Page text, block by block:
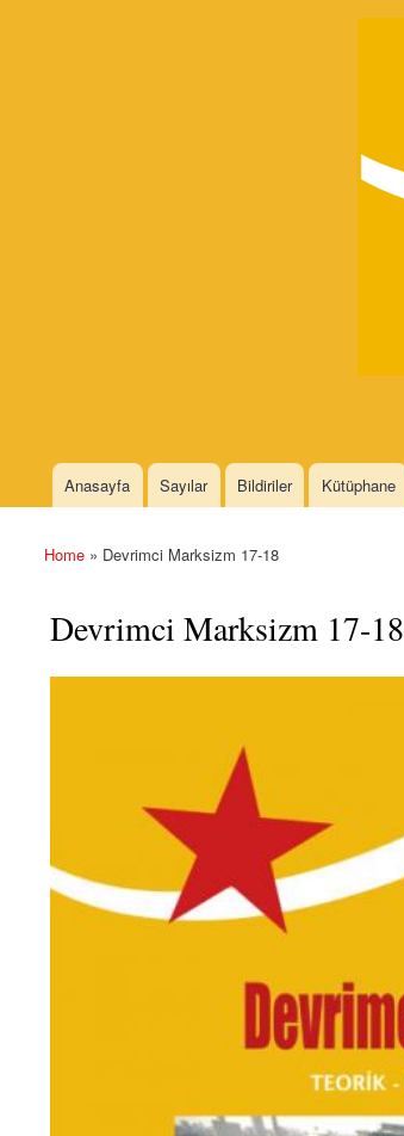
Main menu
Anasayfa Sayılar Bildiriler Kütüphane
You are here
Home » Devrimci Marksizm 17-18
Devrimci Marksizm 17-18